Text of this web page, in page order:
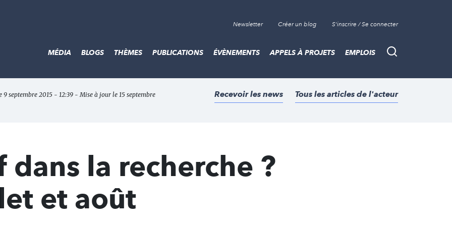
Newsletter Créer un blog S'inscrire / Se connecter
Recherche
MÉDIA BLOGS THÈMES PUBLICATIONS ÉVÈNEMENTS APPELS À PROJETS EMPLOIS
9 septembre 2015 - 12:39 - Mise à jour le 15 septembre
Recevoir les news Tous les articles de l'acteur
la recherche ?
et août